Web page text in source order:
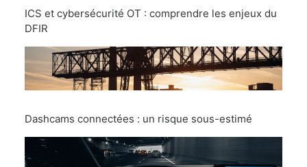
ICS et cybersécurité OT : comprendre les enjeux du
DFIR
Dashcams connectées : un risque sous-estimé